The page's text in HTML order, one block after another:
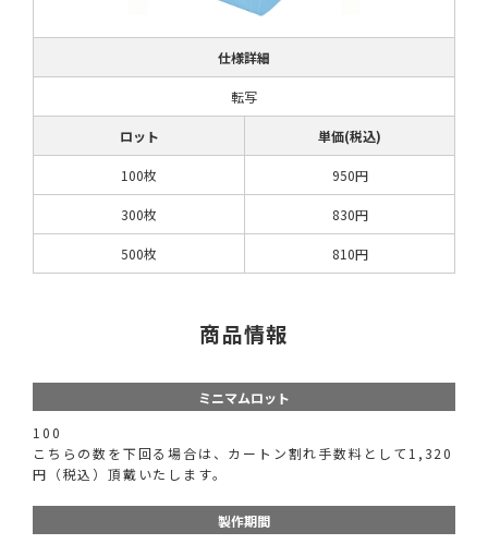
仕様詳細
転写
ロット 単価(税込)
100枚 950円
300枚 830円
500枚 810円
商品情報
ミニマムロット
100
こちらの数を下回る場合は、カートン割れ手数料として1,320
円（税込）頂戴いたします。
製作期間